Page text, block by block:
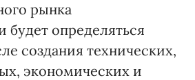
рынка
будет определяться
создания технических,
экономических и